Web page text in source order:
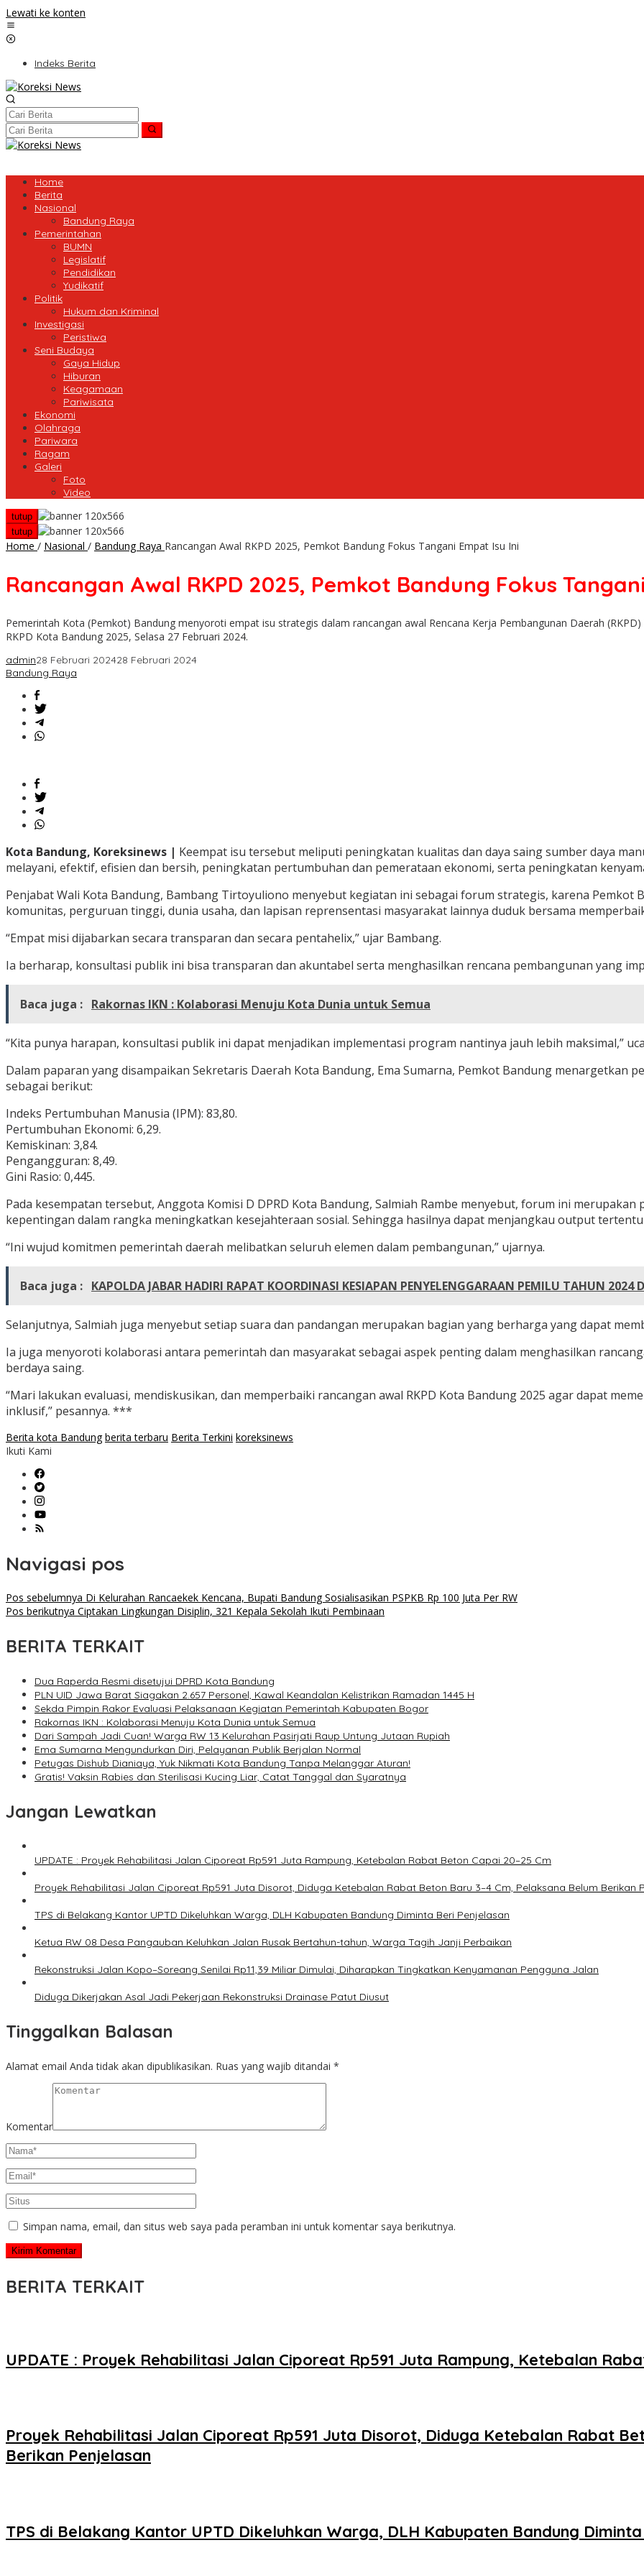
Lewati ke konten
Indeks Berita
Home
Berita
Nasional
Bandung Raya
Pemerintahan
BUMN
Legislatif
Pendidikan
Yudikatif
Politik
Hukum dan Kriminal
Investigasi
Peristiwa
Seni Budaya
Gaya Hidup
Hiburan
Keagamaan
Pariwisata
Ekonomi
Olahraga
Pariwara
Ragam
Galeri
Foto
Video
tutup
tutup
Home / Nasional / Bandung Raya Rancangan Awal RKPD 2025, Pemkot Bandung Fokus Tangani Empat Isu Ini
Rancangan Awal RKPD 2025, Pemkot Bandung Fokus
Pemerintah Kota (Pemkot) Bandung menyoroti empat isu strategis dalam rancangan awal Rencana Kerja Pembangunan Daerah
RKPD Kota Bandung 2025, Selasa 27 Februari 2024.
admin28 Februari 202428 Februari 2024
Bandung Raya
Kota Bandung, Koreksinews | Keempat isu tersebut meliputi peningkatan kualitas dan daya saing sumber daya
melayani, efektif, efisien dan bersih, peningkatan pertumbuhan dan pemerataan ekonomi, serta peningkatan
Penjabat Wali Kota Bandung, Bambang Tirtoyuliono menyebut kegiatan ini sebagai forum strategis, karena Pemkot
komunitas, perguruan tinggi, dunia usaha, dan lapisan reprensentasi masyarakat lainnya duduk bersama
“Empat misi dijabarkan secara transparan dan secara pentahelix,” ujar Bambang.
Ia berharap, konsultasi publik ini bisa transparan dan akuntabel serta menghasilkan rencana pembangunan yang
Baca juga : Rakornas IKN : Kolaborasi Menuju Kota Dunia untuk Semua
“Kita punya harapan, konsultasi publik ini dapat menjadikan implementasi program nantinya jauh lebih maksimal,”
Dalam paparan yang disampaikan Sekretaris Daerah Kota Bandung, Ema Sumarna, Pemkot Bandung menargetkan
sebagai berikut:
Indeks Pertumbuhan Manusia (IPM): 83,80.
Pertumbuhan Ekonomi: 6,29.
Kemiskinan: 3,84.
Pengangguran: 8,49.
Gini Rasio: 0,445.
Pada kesempatan tersebut, Anggota Komisi D DPRD Kota Bandung, Salmiah Rambe menyebut, forum ini
kepentingan dalam rangka meningkatkan kesejahteraan sosial. Sehingga hasilnya dapat menjangkau output tertentu
“Ini wujud komitmen pemerintah daerah melibatkan seluruh elemen dalam pembangunan,” ujarnya.
Baca juga : KAPOLDA JABAR HADIRI RAPAT KOORDINASI KESIAPAN PENYELENGGARAAN PEMILU TAHUN 2024
Selanjutnya, Salmiah juga menyebut setiap suara dan pandangan merupakan bagian yang berharga yang dapat
Ia juga menyoroti kolaborasi antara pemerintah dan masyarakat sebagai aspek penting dalam menghasilkan
berdaya saing.
“Mari lakukan evaluasi, mendiskusikan, dan memperbaiki rancangan awal RKPD Kota Bandung 2025 agar dapat
inklusif,” pesannya. ***
Berita kota Bandung berita terbaru Berita Terkini koreksinews
Ikuti Kami
Navigasi pos
Pos sebelumnya Di Kelurahan Rancaekek Kencana, Bupati Bandung Sosialisasikan PSPKB Rp 100 Juta Per RW
Pos berikutnya Ciptakan Lingkungan Disiplin, 321 Kepala Sekolah Ikuti Pembinaan
BERITA TERKAIT
Dua Raperda Resmi disetujui DPRD Kota Bandung
PLN UID Jawa Barat Siagakan 2.657 Personel, Kawal Keandalan Kelistrikan Ramadan 1445 H
Sekda Pimpin Rakor Evaluasi Pelaksanaan Kegiatan Pemerintah Kabupaten Bogor
Rakornas IKN : Kolaborasi Menuju Kota Dunia untuk Semua
Dari Sampah Jadi Cuan! Warga RW 13 Kelurahan Pasirjati Raup Untung Jutaan Rupiah
Ema Sumarna Mengundurkan Diri, Pelayanan Publik Berjalan Normal
Petugas Dishub Dianiaya, Yuk Nikmati Kota Bandung Tanpa Melanggar Aturan!
Gratis! Vaksin Rabies dan Sterilisasi Kucing Liar, Catat Tanggal dan Syaratnya
Jangan Lewatkan
UPDATE : Proyek Rehabilitasi Jalan Ciporeat Rp591 Juta Rampung, Ketebalan Rabat Beton Capai 20–25 Cm
Proyek Rehabilitasi Jalan Ciporeat Rp591 Juta Disorot, Diduga Ketebalan Rabat Beton Baru 3–4 Cm, Pelaksana Belum Berikan
TPS di Belakang Kantor UPTD Dikeluhkan Warga, DLH Kabupaten Bandung Diminta Beri Penjelasan
Ketua RW 08 Desa Pangauban Keluhkan Jalan Rusak Bertahun-tahun, Warga Tagih Janji Perbaikan
Rekonstruksi Jalan Kopo–Soreang Senilai Rp11,39 Miliar Dimulai, Diharapkan Tingkatkan Kenyamanan Pengguna Jalan
Diduga Dikerjakan Asal Jadi Pekerjaan Rekonstruksi Drainase Patut Diusut
Tinggalkan Balasan
Alamat email Anda tidak akan dipublikasikan. Ruas yang wajib ditandai *
Komentar
Simpan nama, email, dan situs web saya pada peramban ini untuk komentar saya berikutnya.
BERITA TERKAIT
UPDATE : Proyek Rehabilitasi Jalan Ciporeat Rp591 Juta Rampung, Ketebalan
Proyek Rehabilitasi Jalan Ciporeat Rp591 Juta Disorot, Diduga Ketebalan Rabat
Berikan Penjelasan
TPS di Belakang Kantor UPTD Dikeluhkan Warga, DLH Kabupaten Bandung